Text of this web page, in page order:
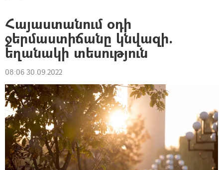
Հայաստանում օդի
ջերմաստիճանը կնվազի.
եղանակի տեսություն
08:06 30.09.2022